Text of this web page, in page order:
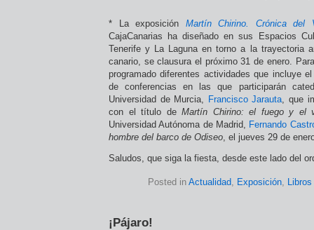
* La exposición Martín Chirino. Crónica del
CajaCanarias ha diseñado en sus Espacios
Tenerife y La Laguna en torno a la trayectoria
canario, se clausura el próximo 31 de enero.
programado diferentes actividades que incluye
de conferencias en las que participarán
Universidad de Murcia, Francisco Jarauta, que
con el título deMartín Chirino: el fuego y el
Universidad Autónoma de Madrid, Fernando
hombre del barco de Odiseo, el jueves 29 de
Saludos, que siga la fiesta, desde este lado del
Posted in Actualidad, Exposición, Libros
¡Pájaro!